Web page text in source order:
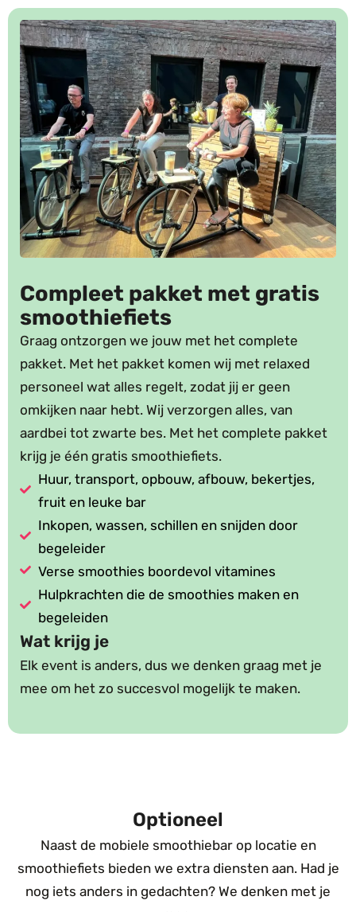
Compleet pakket met gratis
smoothiefiets
Graag ontzorgen we jouw met het complete
pakket. Met het pakket komen wij met relaxed
personeel wat alles regelt, zodat jij er geen
omkijken naar hebt. Wij verzorgen alles, van
aardbei tot zwarte bes. Met het complete pakket
krijg je één gratis smoothiefiets.
Huur, transport, opbouw, afbouw, bekertjes,
fruit en leuke bar
Inkopen, wassen, schillen en snijden door
begeleider
Verse smoothies boordevol vitamines
Hulpkrachten die de smoothies maken en
begeleiden
Wat krijg je
Elk event is anders, dus we denken graag met je
mee om het zo succesvol mogelijk te maken.
Optioneel
Naast de mobiele smoothiebar op locatie en
smoothiefiets bieden we extra diensten aan. Had je
nog iets anders in gedachten? We denken met je